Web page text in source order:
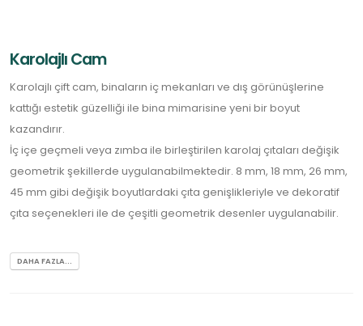
Karolajlı Cam
Karolajlı çift cam, binaların iç mekanları ve dış görünüşlerine
kattığı estetik güzelliği ile bina mimarisine yeni bir boyut
kazandırır.
İç içe geçmeli veya zımba ile birleştirilen karolaj çıtaları değişik
geometrik şekillerde uygulanabilmektedir. 8 mm, 18 mm, 26 mm,
45 mm gibi değişik boyutlardaki çıta genişlikleriyle ve dekoratif
çıta seçenekleri ile de çeşitli geometrik desenler uygulanabilir.
DAHA FAZLA...